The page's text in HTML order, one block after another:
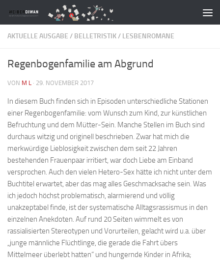
Zum Inhalt springen
AKTUELLE AUSGABE / BELLETRISTIK/ LESBENROMANE
Regenbogenfamilie am Abgrund
VON M L · 29. NOVEMBER 2017
In diesem Buch finden sich in Episoden unterschiedliche Stationen
einer Regenbogenfamilie: vom Wunsch zum Kind, zur künstlichen
Befruchtung und dem Mütter-Sein. Manche Stellen im Buch sind
durchaus witzig und originell beschrieben. Zwar hat mich die
merkwürdige Lieblosigkeit zwischen dem seit 22 Jahren
bestehenden Frauenpaar irritiert, war doch Liebe am Einband
versprochen. Auch den vielen Hetero-Sex hätte ich nicht unter dem
Buchtitel erwartet, aber das mag alles Geschmacksache sein. Was
ich jedoch höchst problematisch, alarmierend und völlig
unakzeptabel finde, ist der systematische Alltagsrassismus in den
einzelnen Anekdoten. Auf rund 20 Seiten wimmelt es von
rassialisierten Stereotypen und Vorurteilen, gelacht wird u.a. über
„junge männliche Flüchtlinge, die gerade die Fahrt übers
Mittelmeer überlebt hatten“ und hungernde Kinder in Afrika;